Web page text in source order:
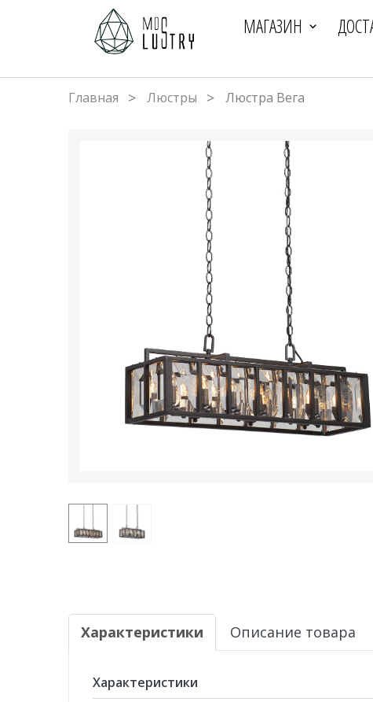
МАГАЗИН
Главная Люстры Люстра Вега
Характеристики Описание товара
Характеристики